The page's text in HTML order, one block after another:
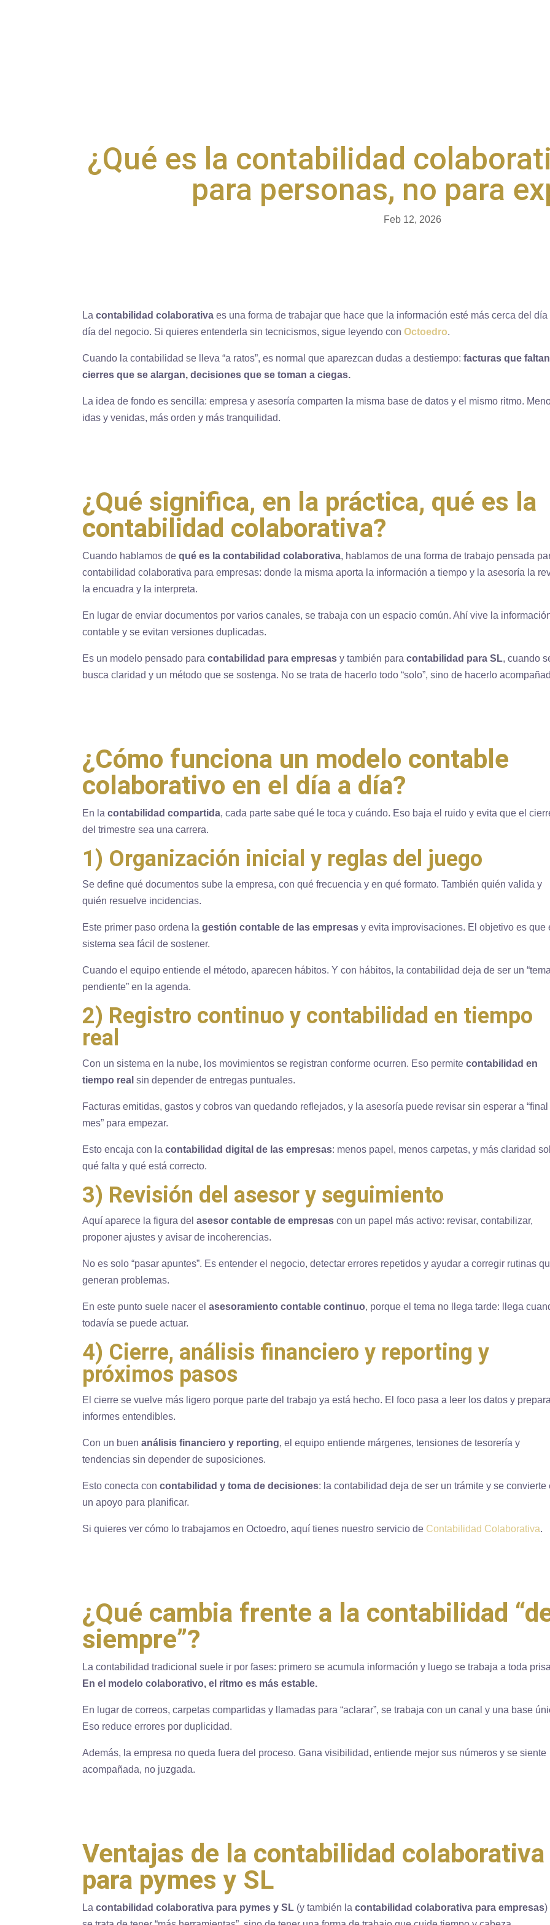
¿Qué es la contabilidad
para personas, no para
Feb 12, 2026
Lacontabilidad colaborativa es una forma de trabajar que hace que la información esté más cerca del día
día del negocio. Si quieres entenderla sin tecnicismos, sigue leyendo conOctoedro.
Cuando la contabilidad se lleva “a ratos”, es normal que aparezcan dudas a destiempo:facturas que
cierres que se alargan, decisiones que se toman a ciegas.
La idea de fondo es sencilla: empresa y asesoría comparten la misma base de datos y el mismo ritmo.
idas y venidas, más orden y más tranquilidad.
¿Qué significa, en la práctica, qué es la
contabilidad colaborativa?
Cuando hablamos dequé es la contabilidad colaborativa, hablamos de una forma de trabajo pensada
contabilidad colaborativa para empresas: donde la misma aporta la información a tiempo y la asesoría la
la encuadra y la interpreta.
En lugar de enviar documentos por varios canales, se trabaja con un espacio común. Ahí vive la
contable y se evitan versiones duplicadas.
Es un modelo pensado paracontabilidad para empresas y también paracontabilidad para SL, cuando
busca claridad y un método que se sostenga. No se trata de hacerlo todo “solo”, sino de hacerlo
¿Cómo funciona un modelo contable
colaborativo en el día a día?
En lacontabilidad compartida, cada parte sabe qué le toca y cuándo. Eso baja el ruido y evita que el
del trimestre sea una carrera.
1) Organización inicial y reglas del juego
Se define qué documentos sube la empresa, con qué frecuencia y en qué formato. También quién valida y
quién resuelve incidencias.
Este primer paso ordena lagestión contable de las empresas y evita improvisaciones. El objetivo es que
sistema sea fácil de sostener.
Cuando el equipo entiende el método, aparecen hábitos. Y con hábitos, la contabilidad deja de ser un “tema
pendiente” en la agenda.
2) Registro continuo y contabilidad en tiempo
real
Con un sistema en la nube, los movimientos se registran conforme ocurren. Eso permitecontabilidad en
tiempo real sin depender de entregas puntuales.
Facturas emitidas, gastos y cobros van quedando reflejados, y la asesoría puede revisar sin esperar a “final
mes” para empezar.
Esto encaja con la contabilidad digital de las empresas: menos papel, menos carpetas, y más claridad
qué falta y qué está correcto.
3) Revisión del asesor y seguimiento
Aquí aparece la figura delasesor contable de empresas con un papel más activo: revisar, contabilizar,
proponer ajustes y avisar de incoherencias.
No es solo “pasar apuntes”. Es entender el negocio, detectar errores repetidos y ayudar a corregir rutinas
generan problemas.
En este punto suele nacer elasesoramiento contable continuo, porque el tema no llega tarde: llega
todavía se puede actuar.
4) Cierre, análisis financiero y reporting y
próximos pasos
El cierre se vuelve más ligero porque parte del trabajo ya está hecho. El foco pasa a leer los datos y
informes entendibles.
Con un buenanálisis financiero y reporting, el equipo entiende márgenes, tensiones de tesorería y
tendencias sin depender de suposiciones.
Esto conecta concontabilidad y toma de decisiones: la contabilidad deja de ser un trámite y se convierte
un apoyo para planificar.
Si quieres ver cómo lo trabajamos en Octoedro, aquí tienes nuestro servicio de Contabilidad Colaborativa.
¿Qué cambia frente a la contabilidad
siempre”?
La contabilidad tradicional suele ir por fases: primero se acumula información y luego se trabaja a toda
En el modelo colaborativo, el ritmo es más estable.
En lugar de correos, carpetas compartidas y llamadas para “aclarar”, se trabaja con un canal y una base
Eso reduce errores por duplicidad.
Además, la empresa no queda fuera del proceso. Gana visibilidad, entiende mejor sus números y se siente
acompañada, no juzgada.
Ventajas de la contabilidad colaborativa
para pymes y SL
Lacontabilidad colaborativa para pymes y SL (y también lacontabilidad colaborativa para empresas)